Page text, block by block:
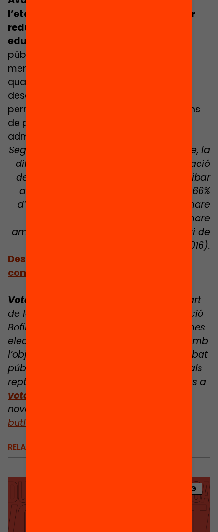
l’etapa 0-3 és una estratègia clau per
reduir les desigualtats socials i
educatives.
pública en els entorns i municipis amb
menys places disponibles, garantir la
qualitat educativa del servei i
desenvolupar una política d’ajuts que
permeti que tots els infants en situacions
de pobresa o vulnerabilitat hi siguin
admesos prioritàriament.
Segons el nivell de formació de la mare, la
diferència entre les taxes d’escolarització
dels infants menors de 3 anys pot arribar
a ser de fins a 37 punts percentuals: 66%
d’infants escolaritzats en llars amb mare
universitària; 29,6% en llars amb mare
amb estudis primaris o menys. (Anuari de
l’Educació, 2016).
Descarrega la publicació completa i
comparteix-la!
Vota Educació:
Aquest article forma part
de la sèrie de continguts que la Fundació
Bofill publiquem en motiu de les pròximes
eleccions al Parlament de Catalunya amb
l’objectiu de contribuir a generar un debat
públic informat i posicionar els principals
reptes educatius.
Pots consultar-los tots a
votaeducació.cat
novetats al teu correu,
butlletí
RELACIONATS
BLOG